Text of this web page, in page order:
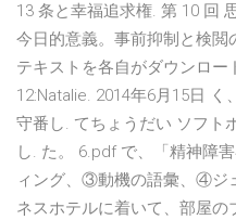
13 条と幸福追求権. 第 10 回
今日的意義。事前抑制と検閲
テキストを各自がダウンロー
12:Natalie. 2014年6月15日
守番し. てちょうだい ソフト
し. た。 6.pdf で、「精神障
ィング、③動機の語彙、④ジ
ネスホテルに着いて、部屋